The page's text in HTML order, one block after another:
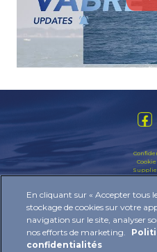
Code
En cliquant sur « Accepter tous
stockage de cookies sur votre
navigation sur le site, analyser
nos efforts de marketing.
confidentialités